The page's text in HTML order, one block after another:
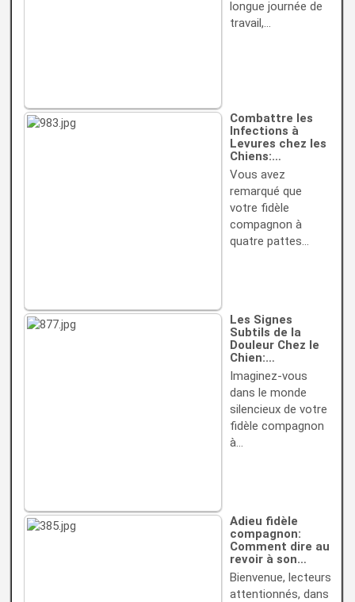
longue journée de
travail,…
Combattre les
Infections à
Levures chez les
Chiens:…
Vous avez
remarqué que
votre fidèle
compagnon à
quatre pattes…
Les Signes
Subtils de la
Douleur Chez le
Chien:…
Imaginez-vous
dans le monde
silencieux de votre
fidèle compagnon
à…
Adieu fidèle
compagnon:
Comment dire au
revoir à son…
Bienvenue, lecteurs
attentionnés, dans